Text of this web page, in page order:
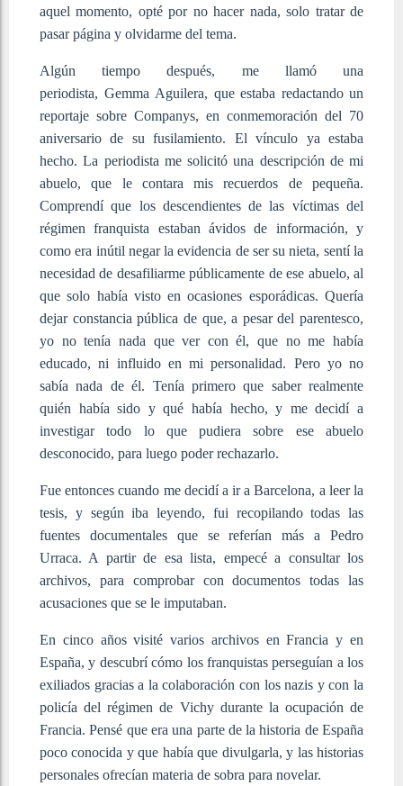
aquel momento, opté por no hacer nada, solo tratar de
pasar página y olvidarme del tema.
Algún tiempo después, me llamó una
periodista, Gemma Aguilera, que estaba redactando un
reportaje sobre Companys, en conmemoración del 70
aniversario de su fusilamiento. El vínculo ya estaba
hecho. La periodista me solicitó una descripción de mi
abuelo, que le contara mis recuerdos de pequeña.
Comprendí que los descendientes de las víctimas del
régimen franquista estaban ávidos de información, y
como era inútil negar la evidencia de ser su nieta, sentí la
necesidad de desafiliarme públicamente de ese abuelo, al
que solo había visto en ocasiones esporádicas. Quería
dejar constancia pública de que, a pesar del parentesco,
yo no tenía nada que ver con él, que no me había
educado, ni influido en mi personalidad. Pero yo no
sabía nada de él. Tenía primero que saber realmente
quién había sido y qué había hecho, y me decidí a
investigar todo lo que pudiera sobre ese abuelo
desconocido, para luego poder rechazarlo.
Fue entonces cuando me decidí a ir a Barcelona, a leer la
tesis, y según iba leyendo, fui recopilando todas las
fuentes documentales que se referían más a Pedro
Urraca. A partir de esa lista, empecé a consultar los
archivos, para comprobar con documentos todas las
acusaciones que se le imputaban.
En cinco años visité varios archivos en Francia y en
España, y descubrí cómo los franquistas perseguían a los
exiliados gracias a la colaboración con los nazis y con la
policía del régimen de Vichy durante la ocupación de
Francia. Pensé que era una parte de la historia de España
poco conocida y que había que divulgarla, y las historias
personales ofrecían materia de sobra para novelar.